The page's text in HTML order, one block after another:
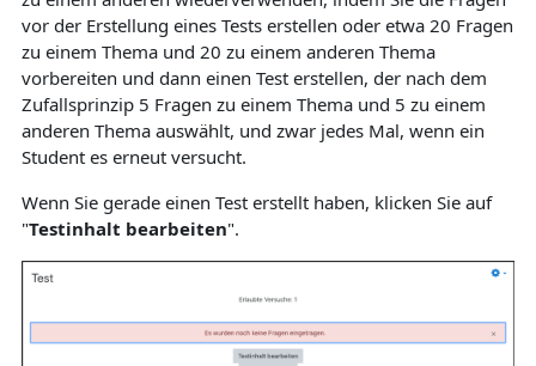
vor der Erstellung eines Tests erstellen oder etwa 20 Fragen
zu einem Thema und 20 zu einem anderen Thema
vorbereiten und dann einen Test erstellen, der nach dem
Zufallsprinzip 5 Fragen zu einem Thema und 5 zu einem
anderen Thema auswählt, und zwar jedes Mal, wenn ein
Student es erneut versucht.
Wenn Sie gerade einen Test erstellt haben, klicken Sie auf
"Testinhalt bearbeiten".